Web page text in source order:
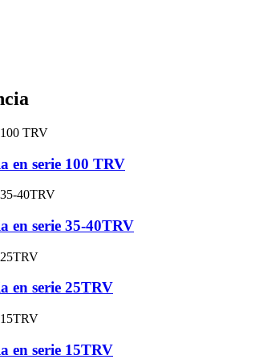
en serie 100 TRV
en serie 35-40TRV
en serie 25TRV
en serie 15TRV